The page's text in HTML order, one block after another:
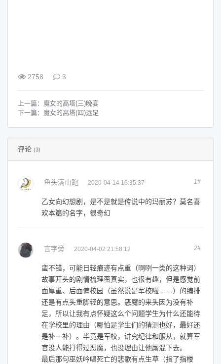
2758 3
上一篇： 魔女的高塔(三)晚宴
下一篇： 魔女的高塔(四)远足
评论 (3)
鱼头满山跑 2020-04-14 16:35:37 1#
乙女向幻想剧，是不是就是传说中的玛丽苏？莫名喜
欢本篇的名字，很奇幻
言字旁 2020-04-02 21:58:12 2#
蛮不错，可能日轻痕迹有点重（啊咧一类的这种词）
故事开头的剧情梳理蛮真实，也很有趣，但是感觉前
面厚重、后面偏校园（虽然说是军校啦……）的编排
还是有点头重脚轻的意思。恶魔的来头因为没有补
足，所以让我有点怀疑这么个问题学生为什么还能待
在学校里的理由（哪怕是学生们的猜测也好，最好还
是补一补）。毕竟是军校，讲究纪律和服从，就算军
官没人能打得过恶魔，也没理由让他厮混下去。
最后那句巫妖吟唱死亡的悲歌有点生草（指了指楼